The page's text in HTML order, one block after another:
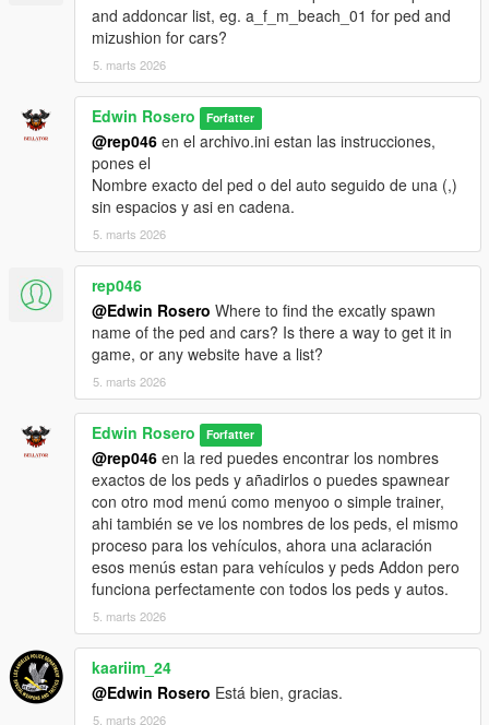
and addoncar list, eg. a_f_m_beach_01 for ped and
mizushion for cars?
5. marts 2026
Edwin Rosero Forfatter
@rep046 en el archivo.ini estan las instrucciones,
pones el
Nombre exacto del ped o del auto seguido de una (,)
sin espacios y asi en cadena.
5. marts 2026
rep046
@Edwin Rosero Where to find the excatly spawn
name of the ped and cars? Is there a way to get it in
game, or any website have a list?
5. marts 2026
Edwin Rosero Forfatter
@rep046 en la red puedes encontrar los nombres
exactos de los peds y añadirlos o puedes spawnear
con otro mod menú como menyoo o simple trainer,
ahi también se ve los nombres de los peds, el mismo
proceso para los vehículos, ahora una aclaración
esos menús estan para vehículos y peds Addon pero
funciona perfectamente con todos los peds y autos.
5. marts 2026
kaariim_24
@Edwin Rosero Está bien, gracias.
5. marts 2026